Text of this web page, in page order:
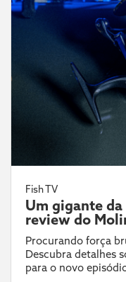
Fish TV
Um gigante da
review do
Procurando força
Descubra detalhes
para o novo